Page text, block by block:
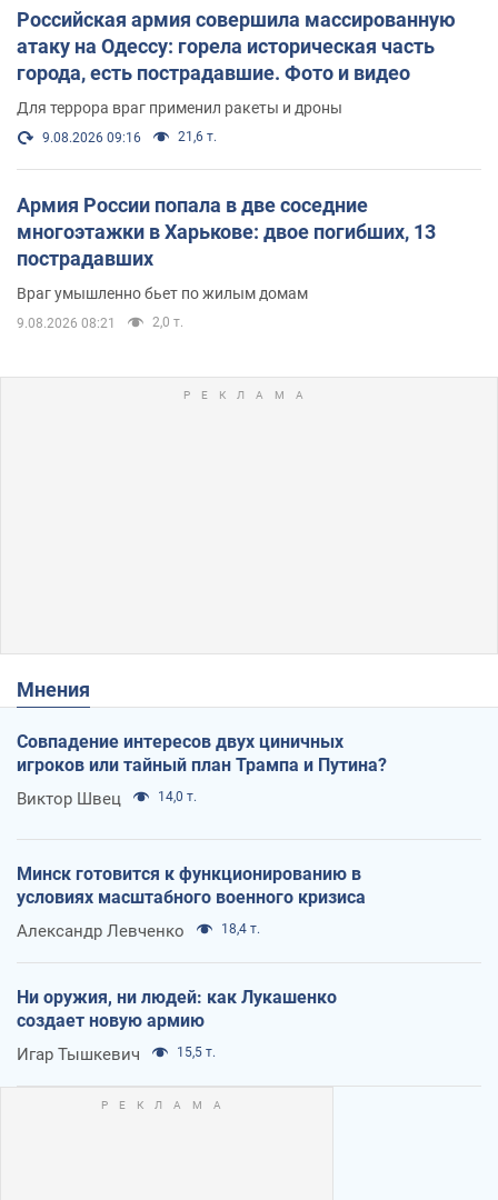
Российская армия совершила массированную
атаку на Одессу: горела историческая часть
города, есть пострадавшие. Фото и видео
Для террора враг применил ракеты и дроны
9.08.2026 09:16 21,6 т.
Армия России попала в две соседние
многоэтажки в Харькове: двое погибших, 13
пострадавших
Враг умышленно бьет по жилым домам
9.08.2026 08:21 2,0 т.
Мнения
Совпадение интересов двух циничных
игроков или тайный план Трампа и Путина?
Виктор Швец 14,0 т.
Минск готовится к функционированию в
условиях масштабного военного кризиса
Александр Левченко 18,4 т.
Ни оружия, ни людей: как Лукашенко
создает новую армию
Игар Тышкевич 15,5 т.